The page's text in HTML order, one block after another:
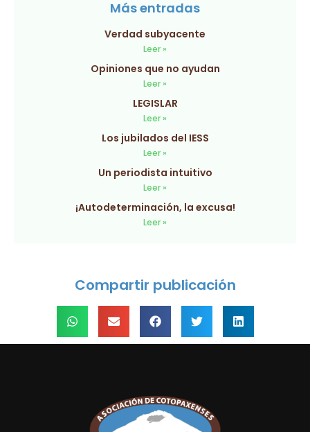
Más entradas
Verdad subyacente
Leer »
Opiniones que no ayudan
Leer »
LEGISLAR
Leer »
Los jubilados del IESS
Leer »
Un periodista intuitivo
Leer »
¡Autodeterminación, la excusa!
Leer »
Compartir publicación